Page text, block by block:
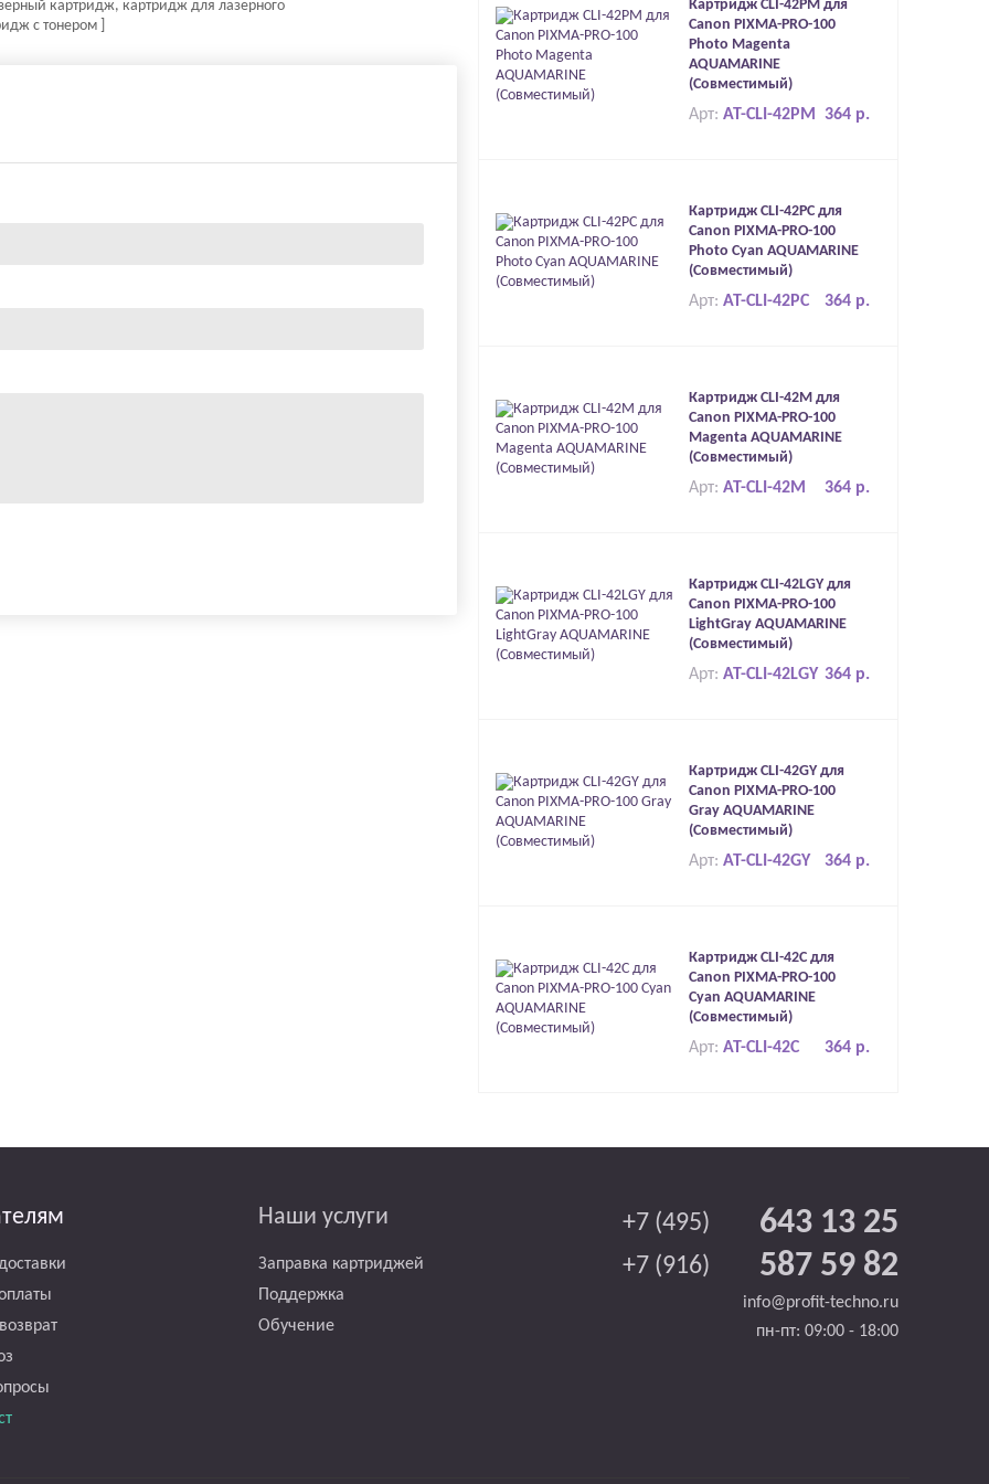
картридж, картридж для лазерного
с тонером ]
Картридж CLI-42PM для
Canon PIXMA-PRO-100
Photo Magenta
AQUAMARINE
(Совместимый)
364 р.
Арт: AT-CLI-42PM
Картридж CLI-42PC для
Canon PIXMA-PRO-100
Photo Cyan AQUAMARINE
(Совместимый)
364 р.
Арт: AT-CLI-42PC
Картридж CLI-42M для
Canon PIXMA-PRO-100
Magenta AQUAMARINE
(Совместимый)
364 р.
Арт:AT-CLI-42M
Картридж CLI-42LGY для
Canon PIXMA-PRO-100
LightGray AQUAMARINE
(Совместимый)
364 р.
Арт: AT-CLI-42LGY
Картридж CLI-42GY для
Canon PIXMA-PRO-100
Gray AQUAMARINE
(Совместимый)
364 р.
Арт:AT-CLI-42GY
Картридж CLI-42C для
Canon PIXMA-PRO-100
Cyan AQUAMARINE
(Совместимый)
364 р.
Арт:AT-CLI-42C
Наши услуги
Заправка картриджей
Поддержка
Обучение
+7 (495) 643 13 25
+7 (916) 587 59 82
info@profit-techno.ru
пн-пт: 09:00 - 18:00